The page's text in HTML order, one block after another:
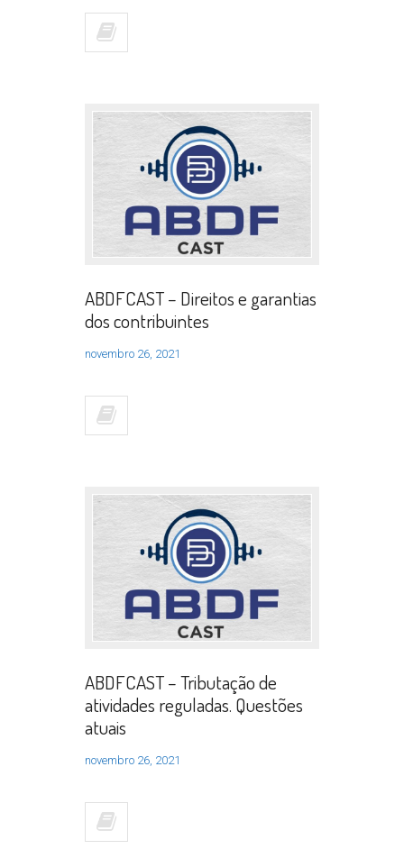
ABDFCAST – Direitos e garantias
dos contribuintes
novembro 26, 2021
ABDFCAST – Tributação de
atividades reguladas. Questões
atuais
novembro 26, 2021